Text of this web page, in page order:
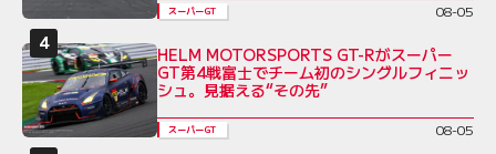
スーパーGT 08-05
HELM MOTORSPORTS GT-Rがスーパー
GT第4戦富士でチーム初のシングルフィニッ
シュ。見据える“その先”
スーパーGT 08-05